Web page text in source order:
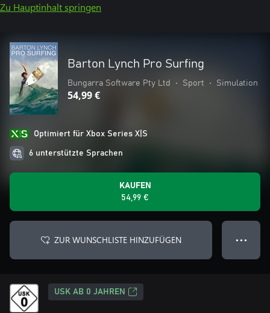
Zu Hauptinhalt springen
Barton Lynch Pro Surfing
Bungarra Software Pty Ltd • Sport • Simulation
54,99 €
Optimiert für Xbox Series X|S
6 unterstützte Sprachen
KAUFEN
54,99 €
ZUR WUNSCHLISTE HINZUFÜGEN ● ● ●
USK AB 0 JAHREN